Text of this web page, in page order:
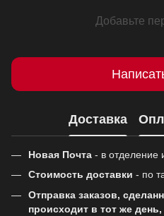
Добавьте
Доставка
Новая Почта - в отделение
Стоимость доставки - по
Отправка заказов,
происходит в тот же день,